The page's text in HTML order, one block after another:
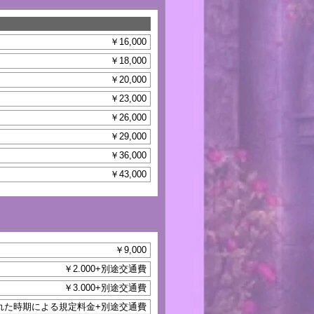
￥16,000
￥18,000
￥20,000
￥23,000
￥26,000
￥29,000
￥36,000
￥43,000
￥9,000
￥2.000+別途交通費
￥3.000+別途交通費
た時期による規定料金+別途交通費